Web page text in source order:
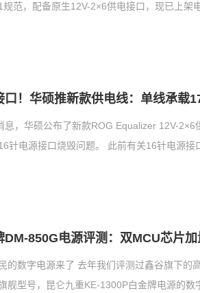
规范，配备原生12V-2×6供电接口，现已上架
口！华硕推新款供电线：单线承载
息，华硕公布了新款ROG Equalizer 12V-
针电源接口烧毁问题。 此前有关16针电源
850G电源评测：双MCU芯片加
的数字电源来了 去年我们评测过鑫谷旗下的
舰型号，昆仑九重KE-1300P白金牌电源的